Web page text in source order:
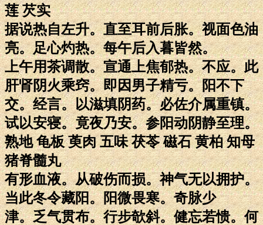
莲 芡实
据说热自左升。直至耳前后胀。视面色油
亮。足心灼热。每午后入暮皆然。
上午用茶调散。宣通上焦郁热。不应。此
肝肾阴火乘窍。即因男子精亏。阳不下
交。经言。以滋填阴药。必佐介属重镇。
试以安寝。竟夜乃安。参阳动阴静至理。
熟地 龟板 萸肉 五味 茯苓 磁石 黄柏 知母
猪脊髓丸
有形血液。从破伤而损。神气无以拥护。
当此冬令藏阳。阳微畏寒。奇脉少
津。乏气贯布。行步欹斜。健忘若愦。何